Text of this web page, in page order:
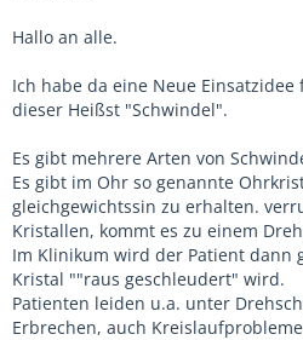
Hallo an alle.
Ich habe da eine Neue
dieser Heißst "Schwindel".
Es gibt mehrere Arten von
Es gibt im Ohr so genannte
gleichgewichtssin zu erhalten.
Kristallen, kommt es zu einem
Im Klinikum wird der Patient dann
Kristal ""raus geschleudert" wird.
Patienten leiden u.a. unter
Erbrechen, auch